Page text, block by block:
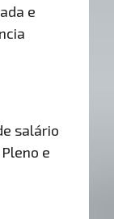
e
salário
e